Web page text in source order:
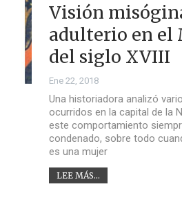
Visión
adulterio en el
del siglo XVIII
Ene 22, 2018
Una historiadora analizó
ocurridos en la capital de la
este comportamiento
condenado, sobre todo
es una mujer
LEE MÁS...